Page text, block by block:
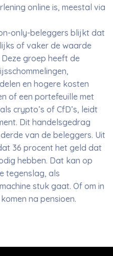
online is, meestal via
only-beleggers blijkt dat
of vaker de waarde
groep heeft de
en hogere kosten
of een portefeuille met
crypto’s of CfD’s, leidt
Dit handelsgedrag
van de beleggers. Uit
36 procent het geld dat
hebben. Dat kan op
tegenslag, als
stuk gaat. Of om in
na pensioen.